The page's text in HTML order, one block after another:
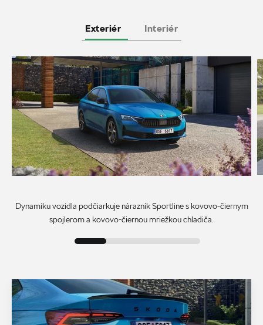
Exteriér Interiér
Dynamiku vozidla podčiarkuje nárazník Sportline s kovovo-čiernym
spojlerom a kovovo-čiernou mriežkou chladiča.